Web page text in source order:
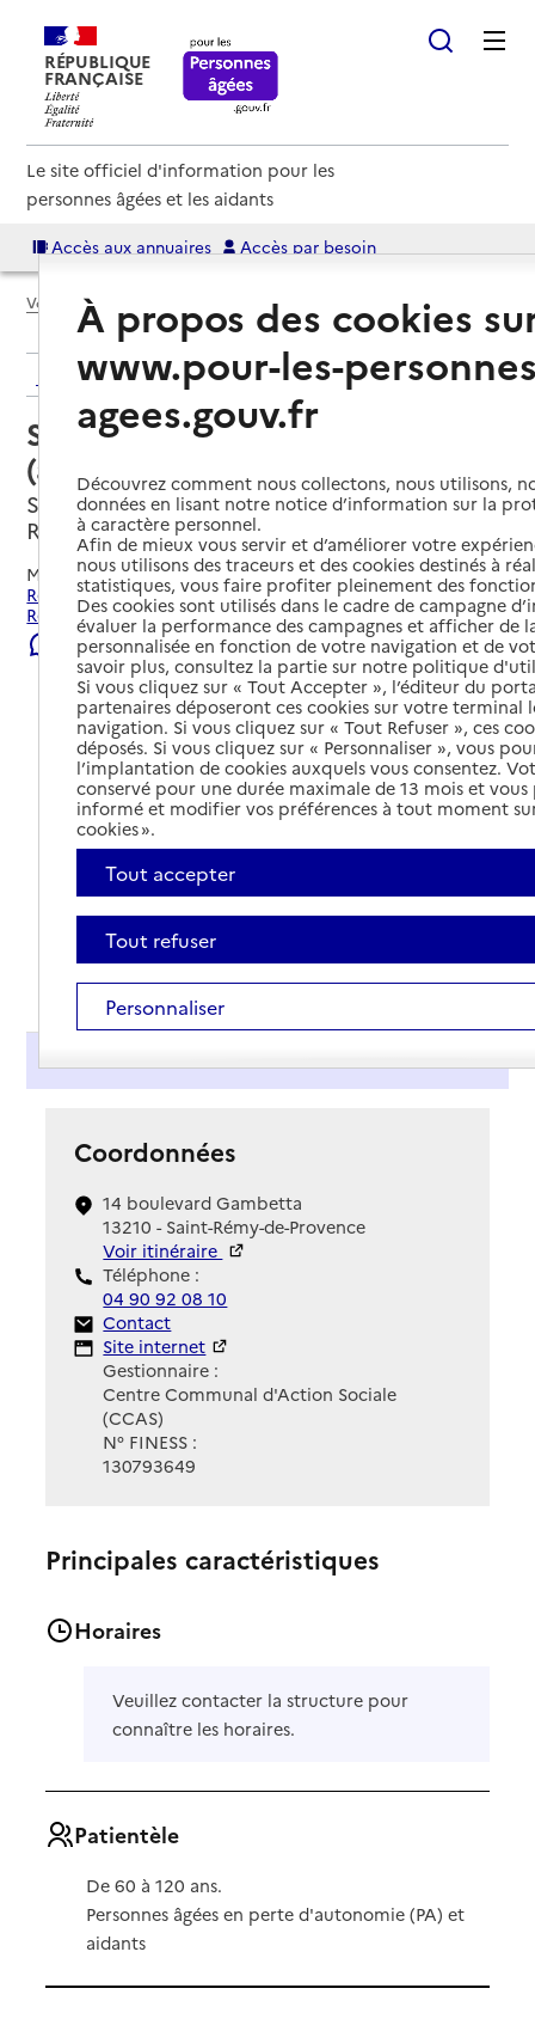
RÉPUBLIQUE
FRANÇAISE
Le site officiel d'information pour les
personnes âgées et les aidants
Accès aux annuaires Accès par besoin
Voir le fil d’Ariane
Retour aux résultats de l'annuaire
Service autonomie à domicile
(aide) – Services du CCAS
Saint-Rémy-de-Provence, BOUCHES-DU-
RHONE
Mis à jour le22/07/2026
Rechercher les établissements et services autour de Saint-
Rémy-de-Provence.
Signaler une erreur
Coordonnées
14 boulevard Gambetta
13210 - Saint-Rémy-de-Provence
Voir itinéraire
Téléphone :
04 90 92 08 10
Contact
Contact
Site Internet
Site internet
Gestionnaire :
Centre Communal d'Action Sociale
(CCAS)
N° FINESS :
130793649
Principales caractéristiques
Horaires
Veuillez contacter la structure pour
connaître les horaires.
Patientèle
De 60 à 120 ans.
Personnes âgées en perte d'autonomie (PA) et
aidants
À propos des cookies
www.pour-les-
agees.gouv.fr
Découvrez comment nous collectons, nous utilisons,
données en lisant notre notice d’information sur la
à caractère personnel.
Afin de mieux vous servir et d’améliorer votre
nous utilisons des traceurs et des cookies destinés à
statistiques, vous faire profiter pleinement des
Des cookies sont utilisés dans le cadre de campagne
évaluer la performance des campagnes et afficher de
personnalisée en fonction de votre navigation et de
savoir plus, consultez la partie sur notre politique
Si vous cliquez sur « Tout Accepter », l’éditeur du
partenaires déposeront ces cookies sur votre terminal
navigation. Si vous cliquez sur « Tout Refuser », ces
déposés. Si vous cliquez sur « Personnaliser », vous
l’implantation de cookies auxquels vous consentez.
conservé pour une durée maximale de 13 mois et
informé et modifier vos préférences à tout moment
cookies ».
Tout accepter
Tout refuser
Personnaliser